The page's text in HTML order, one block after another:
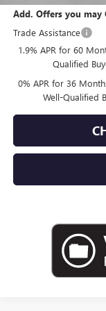
Add. Offers you may
Trade Assistance
1.9% APR for 60
Qualified
0% APR for 36
Well-Qualified